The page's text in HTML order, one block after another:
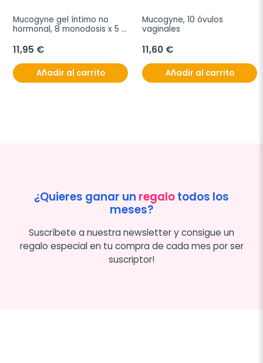
Mucogyne gel íntimo no
hormonal, 8 monodosis x 5
11,95 €
Añadir al carrito
Mucogyne, 10 óvulos
vaginales
11,60 €
Añadir al carrito
¿Quieres ganar un regalotodos los
meses?
Suscríbete a nuestra newsletter y consigue un
regalo especial en tu compra de cada mes por ser
suscriptor!